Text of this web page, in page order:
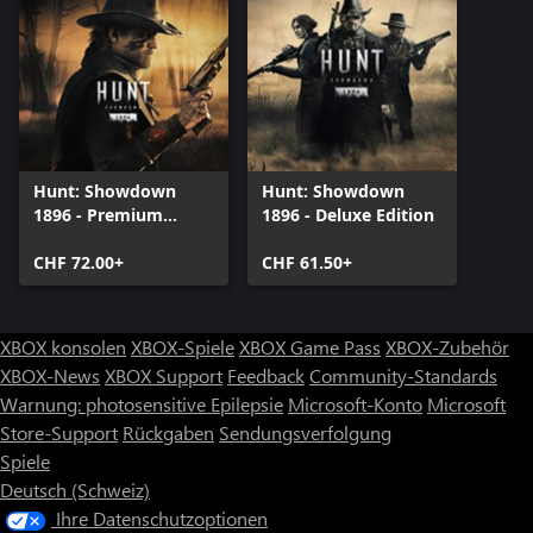
Hunt: Showdown
1896 - Premium
CHF 72.00+
Hunt: Showdown
1896 - Deluxe Edition
CHF 61.50+
XBOX konsolen XBOX-SpieleXBOX Game Pass XBOX-Zubehör
XBOX-News XBOX Support FeedbackCommunity-Standards
Warnung: photosensitive Epilepsie Microsoft-Konto Microsoft
Store-Support Rückgaben Sendungsverfolgung
Spiele
Deutsch (Schweiz)
Ihre Datenschutzoptionen